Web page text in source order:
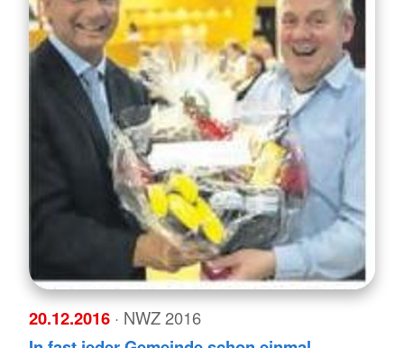
20.12.2016 · NWZ 2016